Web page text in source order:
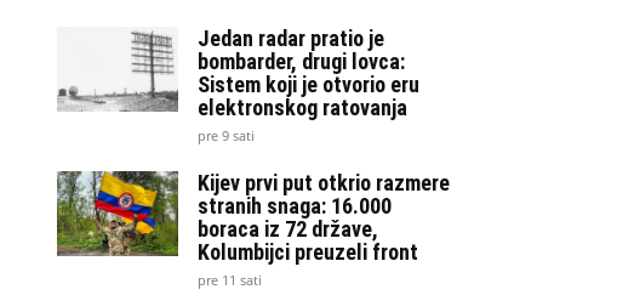
Jedan radar pratio je
bombarder, drugi lovca:
Sistem koji je otvorio eru
elektronskog ratovanja
pre 9 sati
Kijev prvi put otkrio razmere
stranih snaga: 16.000
boraca iz 72 države,
Kolumbijci preuzeli front
pre 11 sati